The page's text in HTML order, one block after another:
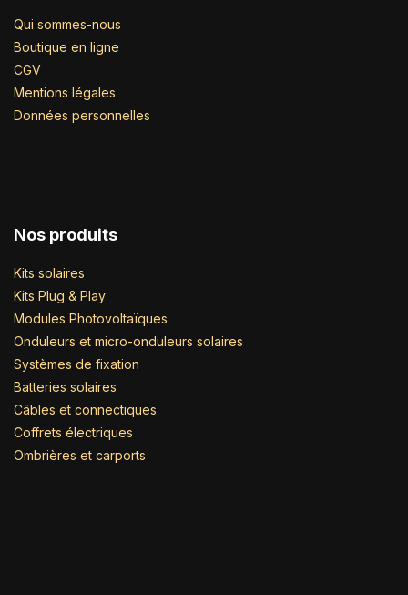
Qui sommes-nous
Boutique en ligne
CGV
Mentions légales
Données personnelles
Nos produits
Kits solaires
Kits Plug & Play
Modules Photovoltaïques
Onduleurs et micro-onduleurs solaires
Systèmes de fixation
Batteries solaires
Câbles et connectiques
Coffrets électriques
Ombrières et carports